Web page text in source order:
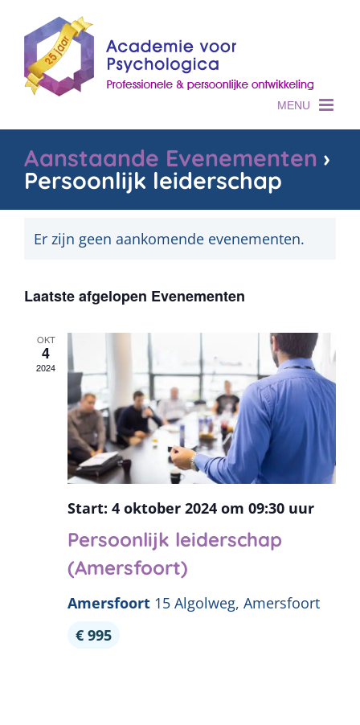
content
Aanstaande Evenementen ›
Persoonlijk leiderschap
Er zijn geen aankomende evenementen.
Weergaven
Evenement
navigatie
Laatste afgelopen Evenementen
OKT
4
2024
4 oktober 2024 om 09:30
Persoonlijk leiderschap
(Amersfoort)
Amersfoort 15 Algolweg, Amersfoort
€ 995